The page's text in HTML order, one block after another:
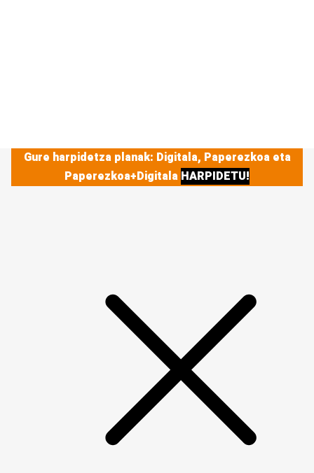
Gure harpidetza planak: Digitala, Paperezkoa eta
Paperezkoa+Digitala HARPIDETU!